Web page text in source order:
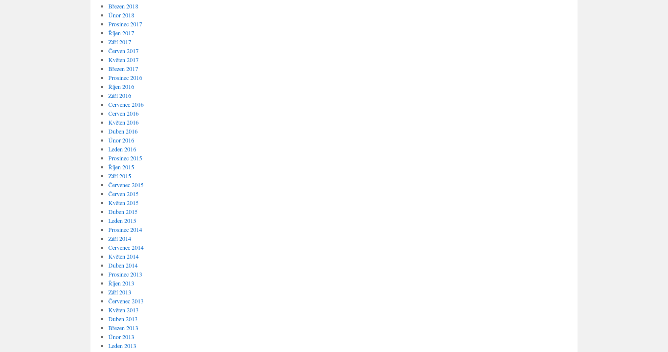
Březen 2018
Únor 2018
Prosinec 2017
Říjen 2017
Září 2017
Červen 2017
Květen 2017
Březen 2017
Prosinec 2016
Říjen 2016
Září 2016
Červenec 2016
Červen 2016
Květen 2016
Duben 2016
Únor 2016
Leden 2016
Prosinec 2015
Říjen 2015
Září 2015
Červenec 2015
Červen 2015
Květen 2015
Duben 2015
Leden 2015
Prosinec 2014
Září 2014
Červenec 2014
Květen 2014
Duben 2014
Prosinec 2013
Říjen 2013
Září 2013
Červenec 2013
Květen 2013
Duben 2013
Březen 2013
Únor 2013
Leden 2013